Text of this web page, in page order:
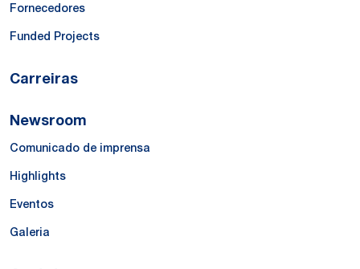
Fornecedores
Funded Projects
Carreiras
Newsroom
Comunicado de imprensa
Highlights
Eventos
Galeria